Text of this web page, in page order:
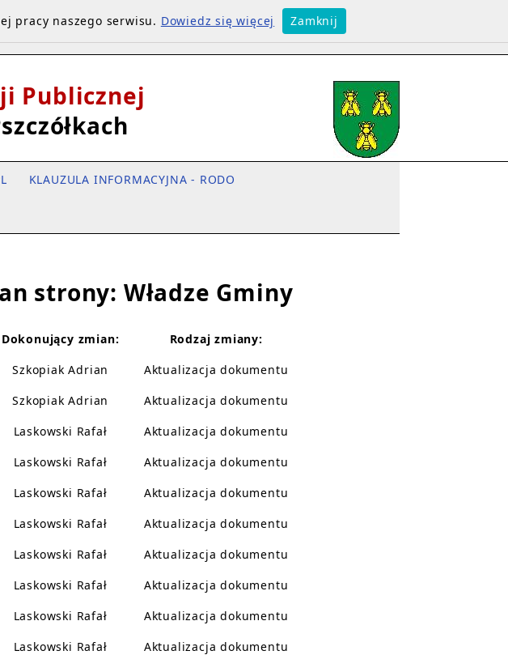
Publicznej
KLAUZULA INFORMACYJNA - RODO
strony: Władze Gminy
Dokonujący zmian:
Rodzaj zmiany:
Szkopiak Adrian
Aktualizacja dokumentu
Szkopiak Adrian
Aktualizacja dokumentu
Laskowski Rafał
Aktualizacja dokumentu
Laskowski Rafał
Aktualizacja dokumentu
Laskowski Rafał
Aktualizacja dokumentu
Laskowski Rafał
Aktualizacja dokumentu
Laskowski Rafał
Aktualizacja dokumentu
Laskowski Rafał
Aktualizacja dokumentu
Laskowski Rafał
Aktualizacja dokumentu
Laskowski Rafał
Aktualizacja dokumentu
pracy naszego serwisu. Dowiedz się więcej Zamknij